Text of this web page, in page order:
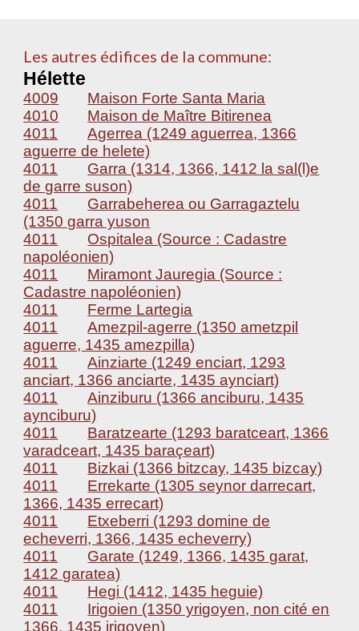
Les autres édifices de la commune:
Hélette
4009
Maison Forte Santa Maria
4010
Maison de Maître Bitirenea
4011
Agerrea (1249 aguerrea, 1366
aguerre de helete)
4011
Garra (1314, 1366, 1412 la sal(l)e
de garre suson)
4011
Garrabeherea ou Garragaztelu
(1350 garra yuson
4011
Ospitalea (Source : Cadastre
napoléonien)
4011
Miramont Jauregia (Source :
Cadastre napoléonien)
4011
Ferme Lartegia
4011
Amezpil-agerre (1350 ametzpil
aguerre, 1435 amezpilla)
4011
Ainziarte (1249 enciart, 1293
anciart, 1366 anciarte, 1435 aynciart)
4011
Ainziburu (1366 anciburu, 1435
aynciburu)
4011
Baratzearte (1293 baratceart, 1366
varadceart, 1435 baraçeart)
4011
Bizkai (1366 bitzcay, 1435 bizcay)
4011
Errekarte (1305 seynor darrecart,
1366, 1435 errecart)
4011
Etxeberri (1293 domine de
echeverri, 1366, 1435 echeverry)
4011
Garate (1249, 1366, 1435 garat,
1412 garatea)
4011
Hegi (1412, 1435 heguie)
4011
Irigoien (1350 yrigoyen, non cité en
1366, 1435 irigoyen)